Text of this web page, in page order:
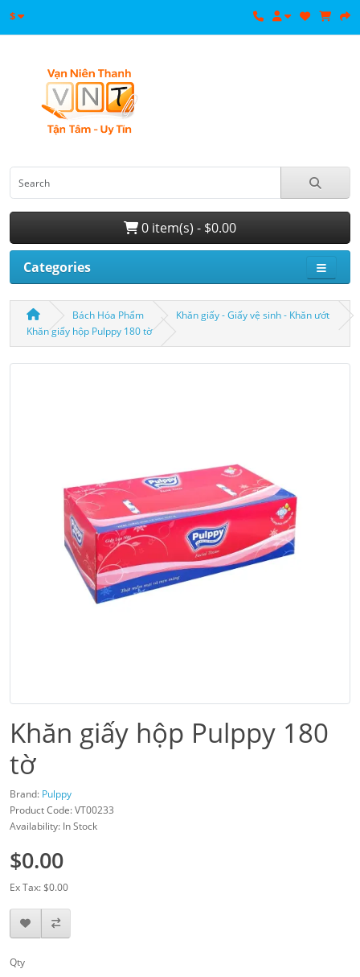
$
0 item(s) - $0.00
Categories
Bách Hóa Phẩm
Khăn giấy - Giấy vệ sinh - Khăn ướt
Khăn giấy hộp Pulppy 180 tờ
Khăn giấy hộp Pulppy 180
tờ
Brand: Pulppy
Product Code: VT00233
Availability: In Stock
$0.00
Ex Tax: $0.00
Qty